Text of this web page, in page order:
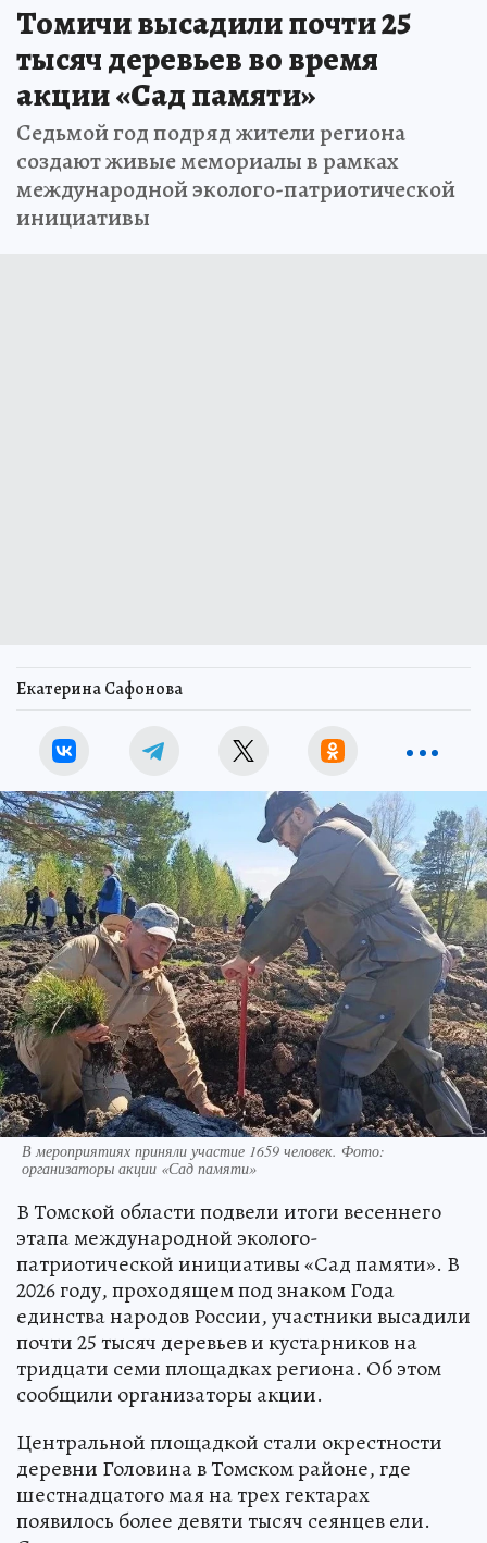
Томичи высадили почти 25
тысяч деревьев во время
акции «Сад памяти»
Седьмой год подряд жители региона
создают живые мемориалы в рамках
международной эколого-патриотической
инициативы
Екатерина Сафонова
В мероприятиях приняли участие 1659 человек. Фото:
организаторы акции «Сад памяти»
В Томской области подвели итоги весеннего
этапа международной эколого-
патриотической инициативы «Сад памяти». В
2026 году, проходящем под знаком Года
единства народов России, участники высадили
почти 25 тысяч деревьев и кустарников на
тридцати семи площадках региона. Об этом
сообщили организаторы акции.
Центральной площадкой стали окрестности
деревни Головина в Томском районе, где
шестнадцатого мая на трех гектарах
появилось более девяти тысяч сеянцев ели.